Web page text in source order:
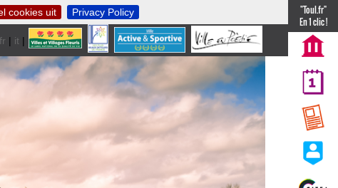
cookies uit Privacy Policy
fr | it | nl
"Toul.fr"
En 1 clic !